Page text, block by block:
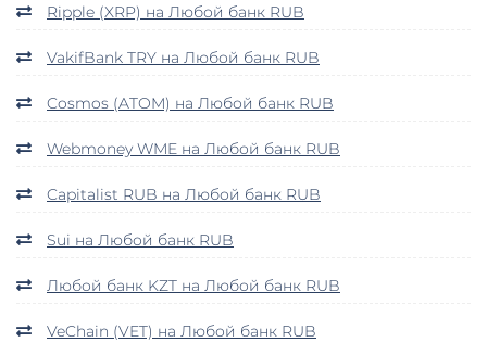
Ripple (XRP) на Любой банк RUB
VakifBank TRY на Любой банк RUB
Cosmos (ATOM) на Любой банк RUB
Webmoney WME на Любой банк RUB
Capitalist RUB на Любой банк RUB
Sui на Любой банк RUB
Любой банк KZT на Любой банк RUB
VeChain (VET) на Любой банк RUB